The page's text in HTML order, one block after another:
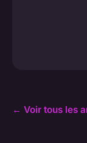
← Voir tous les